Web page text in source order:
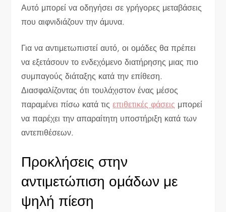
Αυτό μπορεί να οδηγήσει σε γρήγορες μεταβάσεις
που αιφνιδιάζουν την άμυνα.
Για να αντιμετωπιστεί αυτό, οι ομάδες θα πρέπει
να εξετάσουν το ενδεχόμενο διατήρησης μιας πιο
συμπαγούς διάταξης κατά την επίθεση.
Διασφαλίζοντας ότι τουλάχιστον ένας μέσος
παραμένει πίσω κατά τιςεπιθετικές φάσεις μπορεί
να παρέχει την απαραίτητη υποστήριξη κατά των
αντεπιθέσεων.
Προκλήσεις στην
αντιμετώπιση ομάδων με
ψηλή πίεση